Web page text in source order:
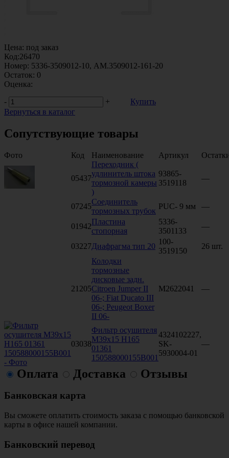
Цена: под заказ
Код:26470
Номер: 5336-3509012-10, АМ.3509012-161-20
Остаток: 0
Оценка:
-
+
Купить
Вернуться в каталог
Сопутствующие товары
Фото Код Наименование Артикул
05437
Переходник (
удлинитель штока
тормозной камеры
)
93865-
3519118
—
07245
Соединитель
тормозных трубок
PUC- 9 мм —
01942
Пластина
стопорная
5336-
3501133
—
03227Диафрагма тип 20
100-
3519150
26 шт.
21205
Колодки
тормозные
дисковые задн.
Citroen Jumper II
06-; Fiat Ducato III
06-; Peugeot Boxer
II 06-
M2622041 —
03038
Фильтр осушителя
M39x15 H165
01361
150588000155B001
4324102227,
SK-
5930004-01
—
Оплата Доставка Отзывы
Банковская карта
Вы сможете оплатить стоимость заказа с помощью банковской
карты в офисе нашей компании.
Банковский перевод